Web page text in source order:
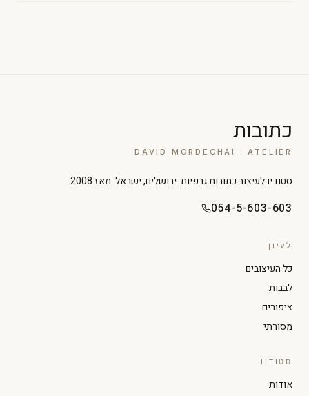
כתובות
DAVID MORDECHAI · ATELIER
סטודיו לעיצוב כתובות גרפיות. ירושלים, ישראל. מאז 2008.
054-5-603-603
לעיון
כל העיצובים
לבבות
ציפורים
מסורתי
סטודיו
אודות